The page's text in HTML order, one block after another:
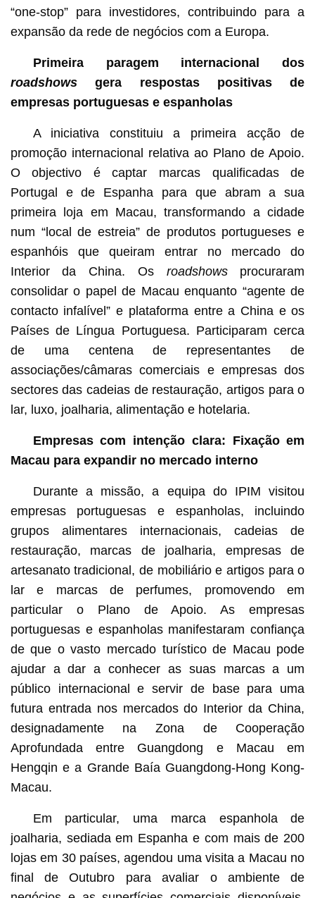
“one-stop” para investidores, contribuindo para a
expansão da rede de negócios com a Europa.
Primeira paragem internacional dos
roadshowsgera respostas positivas de
empresas portuguesas e espanholas
A iniciativa constituiu a primeira acção de
promoção internacional relativa ao Plano de Apoio.
O objectivo é captar marcas qualificadas de
Portugal e de Espanha para que abram a sua
primeira loja em Macau, transformando a cidade
num “local de estreia” de produtos portugueses e
espanhóis que queiram entrar no mercado do
Interior da China. Os roadshowsprocuraram
consolidar o papel de Macau enquanto “agente de
contacto infalível” e plataforma entre a China e os
Países de Língua Portuguesa. Participaram cerca
de uma centena de representantes de
associações/câmaras comerciais e empresas dos
sectores das cadeias de restauração, artigos para o
lar, luxo, joalharia, alimentação e hotelaria.
Empresas com intenção clara: Fixação em
Macau para expandir no mercado interno
Durante a missão, a equipa do IPIM visitou
empresas portuguesas e espanholas, incluindo
grupos alimentares internacionais, cadeias de
restauração, marcas de joalharia, empresas de
artesanato tradicional, de mobiliário e artigos para o
lar e marcas de perfumes, promovendo em
particular o Plano de Apoio. As empresas
portuguesas e espanholas manifestaram confiança
de que o vasto mercado turístico de Macau pode
ajudar a dar a conhecer as suas marcas a um
público internacional e servir de base para uma
futura entrada nos mercados do Interior da China,
designadamente na Zona de Cooperação
Aprofundada entre Guangdong e Macau em
Hengqin e a Grande Baía Guangdong-Hong Kong-
Macau.
Em particular, uma marca espanhola de
joalharia, sediada em Espanha e com mais de 200
lojas em 30 países, agendou uma visita a Macau no
final de Outubro para avaliar o ambiente de